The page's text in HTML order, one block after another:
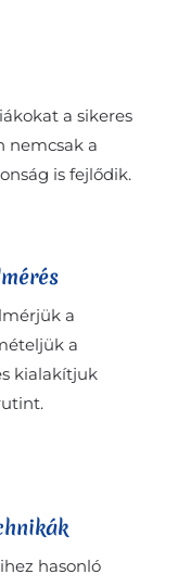
a sikeres
nemcsak a
is fejlődik.
a
a
kialakítjuk
hasonló